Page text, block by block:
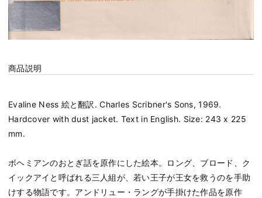
商品説明
Evaline Ness 絵と翻訳. Charles Scribner's Sons, 1969.
Hardcover with dust jacket. Text in English. Size: 243 x 225
mm.
ボヘミアンのおとぎ話を原作にした絵本。ロング、ブロード、ク
イックアイと呼ばれる三人組が、若い王子が王女を救うのを手助
けする物語です。アンドリュー・ラングが手掛けた作品を原作